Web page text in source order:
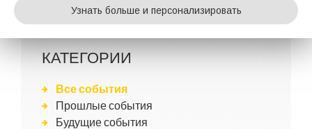
КАТЕГОРИИ
Все события
Прошлые события
Будущие события
Узнать больше и персонализировать